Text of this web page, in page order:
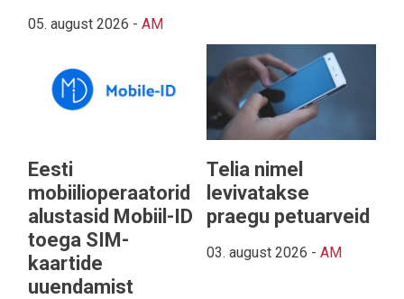
05. august 2026 - AM
Eesti
mobiilioperaatorid
alustasid Mobiil-ID
toega SIM-
kaartide
uuendamist
Telia nimel
levivatakse
praegu petuarveid
03. august 2026 - AM